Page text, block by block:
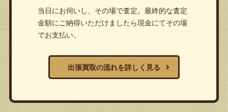
当日にお伺いし、その場で査定。最終的な査定
金額にご納得いただけましたら現金にてその場
でお支払い。
出張買取の流れを詳しく見る